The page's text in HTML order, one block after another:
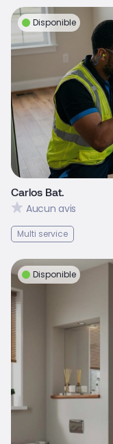
Disponible
Carlos Bat.
Aucun avis
Multi service
Disponible